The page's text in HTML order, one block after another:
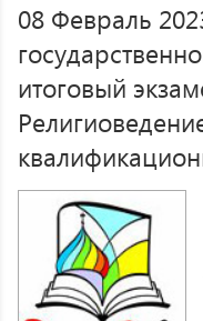
08 Февраль
итоговый